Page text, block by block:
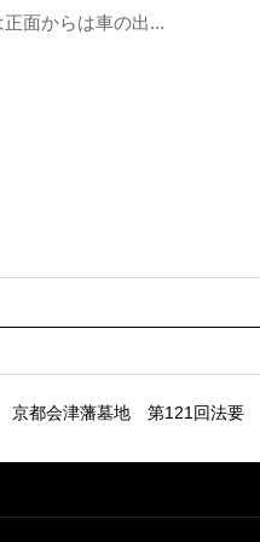
面からは車の出...
京都会津藩墓地 第121回法要